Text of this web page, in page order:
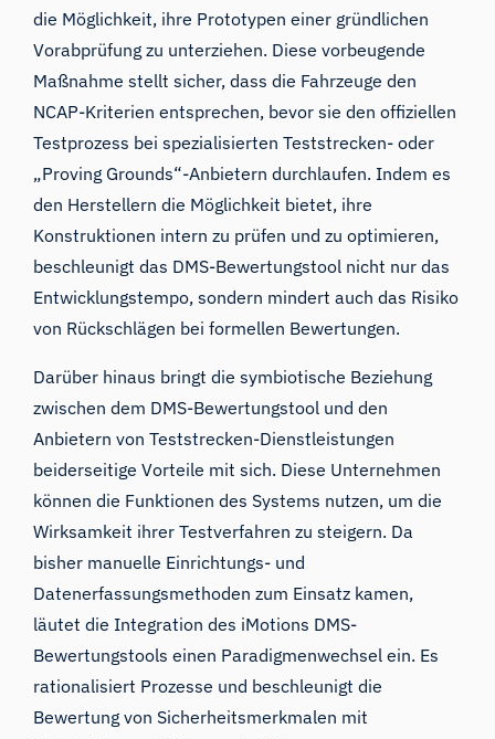
die Möglichkeit, ihre Prototypen einer gründlichen
Vorabprüfung zu unterziehen. Diese vorbeugende
Maßnahme stellt sicher, dass die Fahrzeuge den
NCAP-Kriterien entsprechen, bevor sie den offiziellen
Testprozess bei spezialisierten Teststrecken- oder
„Proving Grounds“-Anbietern durchlaufen. Indem es
den Herstellern die Möglichkeit bietet, ihre
Konstruktionen intern zu prüfen und zu optimieren,
beschleunigt das DMS-Bewertungstool nicht nur das
Entwicklungstempo, sondern mindert auch das Risiko
von Rückschlägen bei formellen Bewertungen.
Darüber hinaus bringt die symbiotische Beziehung
zwischen dem DMS-Bewertungstool und den
Anbietern von Teststrecken-Dienstleistungen
beiderseitige Vorteile mit sich. Diese Unternehmen
können die Funktionen des Systems nutzen, um die
Wirksamkeit ihrer Testverfahren zu steigern. Da
bisher manuelle Einrichtungs- und
Datenerfassungsmethoden zum Einsatz kamen,
läutet die Integration des iMotions DMS-
Bewertungstools einen Paradigmenwechsel ein. Es
rationalisiert Prozesse und beschleunigt die
Bewertung von Sicherheitsmerkmalen mit